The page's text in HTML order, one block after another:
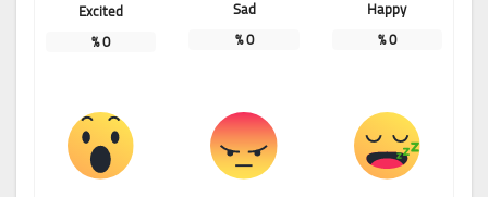
Happy
0
%
Sad
0
%
Excited
0
%